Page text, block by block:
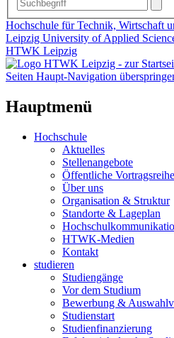
Hochschule für Technik, Wirtschaft
Leipzig University of Applied
HTWK Leipzig
Seiten Haupt-Navigation
Hauptmenü
Hochschule
Aktuelles
Stellenangebote
Öffentliche
Über uns
Organisation & Struktur
Standorte & Lageplan
HTWK-Medien
Kontakt
studieren
Studiengänge
Vor dem Studium
Bewerbung &
Studienstart
Studienfinanzierung